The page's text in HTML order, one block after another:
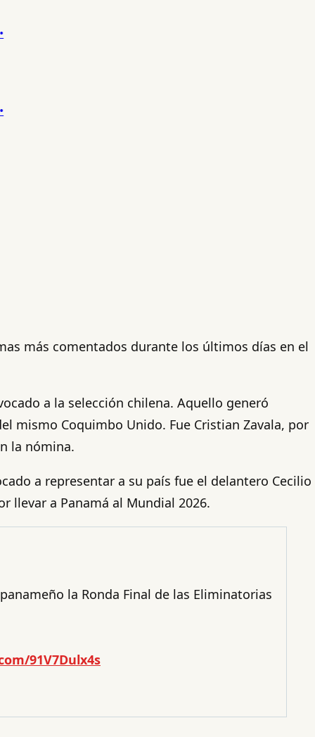
más comentados durante los últimos días en el
a la selección chilena. Aquello generó
mismo Coquimbo Unido. Fue Cristian Zavala, por
la nómina.
a representar a su país fue el delantero Cecilio
llevar a Panamá al Mundial 2026.
la Ronda Final de las Eliminatorias
91V7Dulx4s